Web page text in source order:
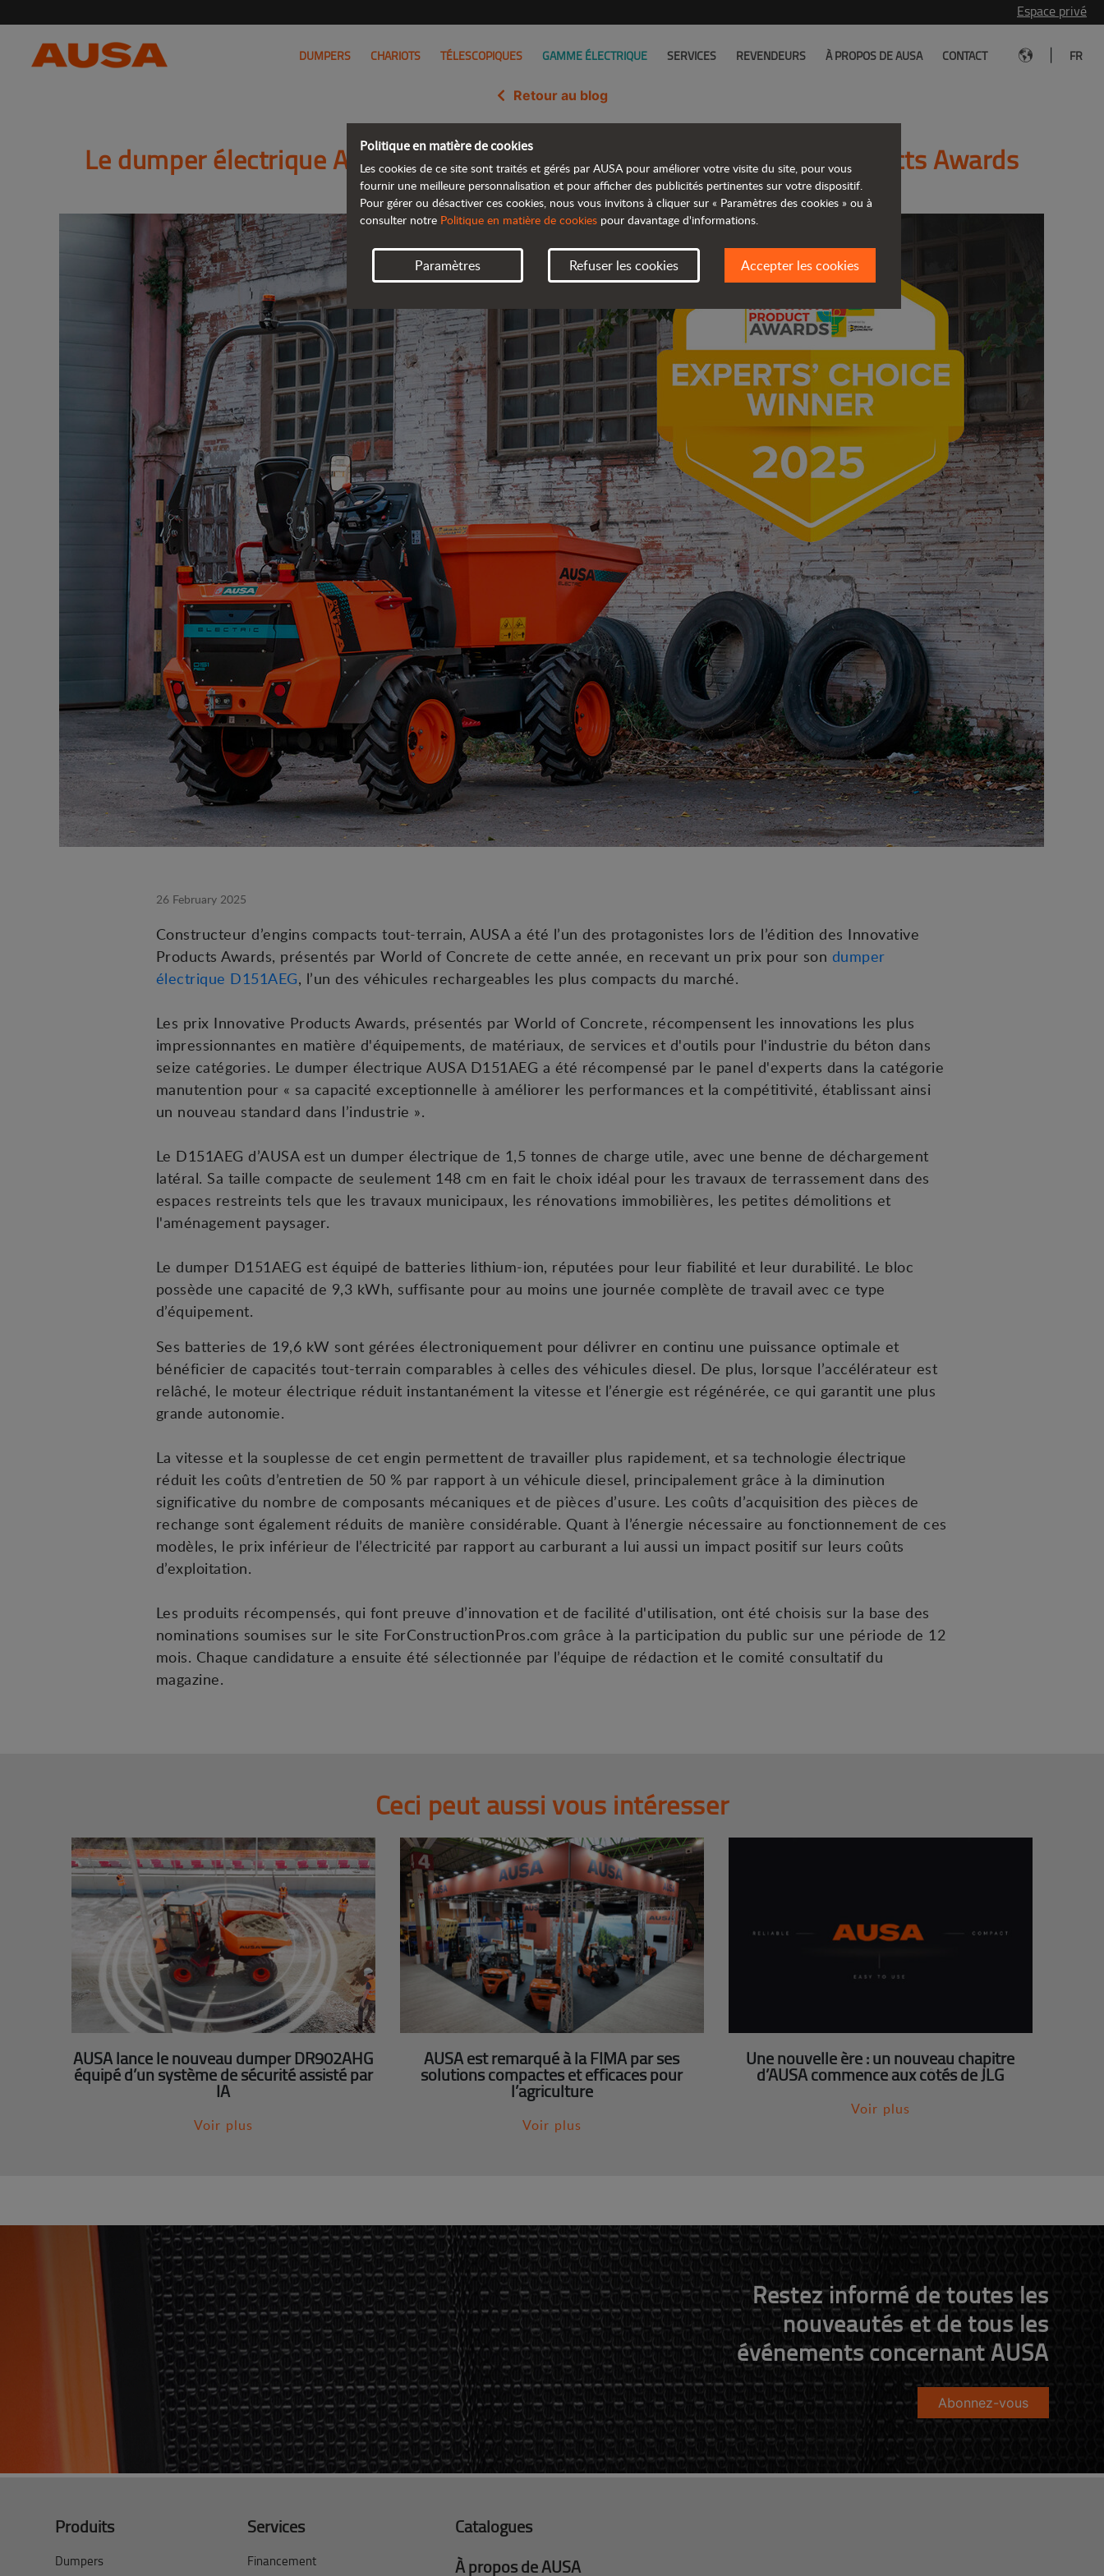
Espace privé
DUMPERS CHARIOTS TÉLESCOPIQUES GAMME ÉLECTRIQUE SERVICES REVENDEURS À PROPOS DE AUSA CONTACT FR
Retour au blog
Le dumper électrique AUSA D151AEG, lauréat du prix Innovative Products Awards
26 February 2025
Constructeur d’engins compacts tout-terrain, AUSA a été l’un des protagonistes lors de l’édition des Innovative
Products Awards, présentés par World of Concrete de cette année, en recevant un prix pour son dumper
électrique D151AEG, l’un des véhicules rechargeables les plus compacts du marché.
Les prix Innovative Products Awards, présentés par World of Concrete, récompensent les innovations les plus
impressionnantes en matière d'équipements, de matériaux, de services et d'outils pour l'industrie du béton dans
seize catégories. Le dumper électrique AUSA D151AEG a été récompensé par le panel d'experts dans la catégorie
manutention pour « sa capacité exceptionnelle à améliorer les performances et la compétitivité, établissant ainsi
un nouveau standard dans l’industrie ».
Le D151AEG d’AUSA est un dumper électrique de 1,5 tonnes de charge utile, avec une benne de déchargement
latéral. Sa taille compacte de seulement 148 cm en fait le choix idéal pour les travaux de terrassement dans des
espaces restreints tels que les travaux municipaux, les rénovations immobilières, les petites démolitions et
l'aménagement paysager.
Le dumper D151AEG est équipé de batteries lithium-ion, réputées pour leur fiabilité et leur durabilité. Le bloc
possède une capacité de 9,3 kWh, suffisante pour au moins une journée complète de travail avec ce type
d’équipement.
Ses batteries de 19,6 kW sont gérées électroniquement pour délivrer en continu une puissance optimale et
bénéficier de capacités tout-terrain comparables à celles des véhicules diesel. De plus, lorsque l’accélérateur est
relâché, le moteur électrique réduit instantanément la vitesse et l’énergie est régénérée, ce qui garantit une plus
grande autonomie.
La vitesse et la souplesse de cet engin permettent de travailler plus rapidement, et sa technologie électrique
réduit les coûts d’entretien de 50 % par rapport à un véhicule diesel, principalement grâce à la diminution
significative du nombre de composants mécaniques et de pièces d’usure. Les coûts d’acquisition des pièces de
rechange sont également réduits de manière considérable. Quant à l’énergie nécessaire au fonctionnement de ces
modèles, le prix inférieur de l’électricité par rapport au carburant a lui aussi un impact positif sur leurs coûts
d’exploitation.
Les produits récompensés, qui font preuve d’innovation et de facilité d'utilisation, ont été choisis sur la base des
nominations soumises sur le site ForConstructionPros.com grâce à la participation du public sur une période de 12
mois. Chaque candidature a ensuite été sélectionnée par l’équipe de rédaction et le comité consultatif du
magazine.
Ceci peut aussi vous intéresser
AUSA lance le nouveau dumper DR902AHG
équipé d’un système de sécurité assisté par
IA
Voir plus
AUSA est remarqué à la FIMA par ses
solutions compactes et efficaces pour
l’agriculture
Voir plus
Une nouvelle ère : un nouveau chapitre
d’AUSA commence aux côtés de JLG
Voir plus
Restez informé de toutes les
nouveautés et de tous les
événements concernant AUSA
Abonnez-vous
Produits
Dumpers
Services
Financement
Catalogues
À propos de AUSA
Politique en matière de cookies
Les cookies de ce site sont traités et gérés par AUSA pour améliorer votre visite du site, pour vous
fournir une meilleure personnalisation et pour afficher des publicités pertinentes sur votre dispositif.
Pour gérer ou désactiver ces cookies, nous vous invitons à cliquer sur « Paramètres des cookies » ou à
consulter notre Politique en matière de cookies pour davantage d'informations.
Paramètres Refuser les cookies Accepter les cookies